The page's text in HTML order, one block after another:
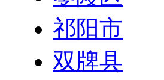
祁阳市
双牌县